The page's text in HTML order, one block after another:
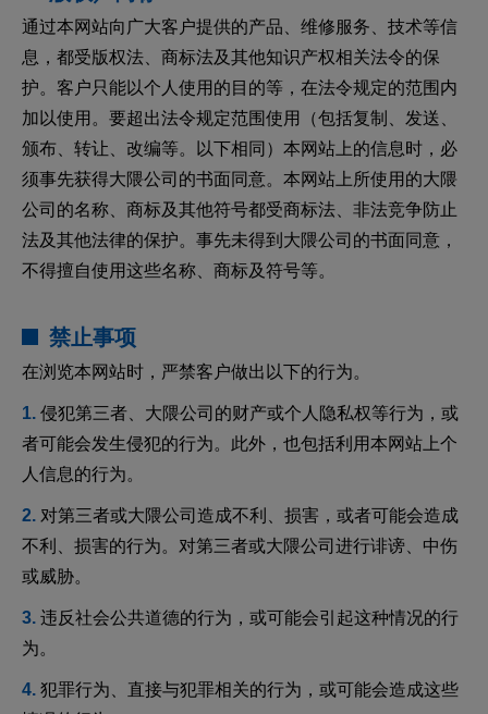
通过本网站向广大客户提供的产品、维修服务、技术等信
息，都受版权法、商标法及其他知识产权相关法令的保
护。客户只能以个人使用的目的等，在法令规定的范围内
加以使用。要超出法令规定范围使用（包括复制、发送、
颁布、转让、改编等。以下相同）本网站上的信息时，必
须事先获得大隈公司的书面同意。本网站上所使用的大隈
公司的名称、商标及其他符号都受商标法、非法竞争防止
法及其他法律的保护。事先未得到大隈公司的书面同意，
不得擅自使用这些名称、商标及符号等。
禁止事项
在浏览本网站时，严禁客户做出以下的行为。
侵犯第三者、大隈公司的财产或个人隐私权等行为，或
者可能会发生侵犯的行为。此外，也包括利用本网站上个
人信息的行为。
对第三者或大隈公司造成不利、损害，或者可能会造成
不利、损害的行为。对第三者或大隈公司进行诽谤、中伤
或威胁。
违反社会公共道德的行为，或可能会引起这种情况的行
为。
犯罪行为、直接与犯罪相关的行为，或可能会造成这些